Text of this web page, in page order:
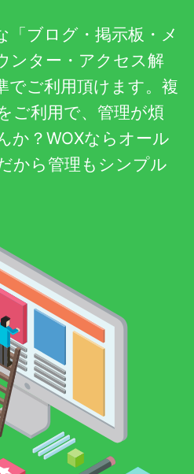
「ブログ・掲示板・メ
ンター・アクセス解
でご利用頂けます。複
ご利用で、管理が煩
か？WOXならオール
から管理もシンプル